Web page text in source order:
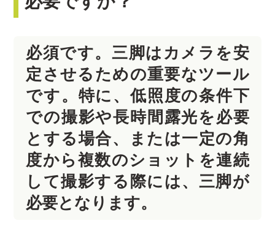
必須です。三脚はカメラを安
定させるための重要なツール
です。特に、低照度の条件下
での撮影や長時間露光を必要
とする場合、または一定の角
度から複数のショットを連続
して撮影する際には、三脚が
必要となります。